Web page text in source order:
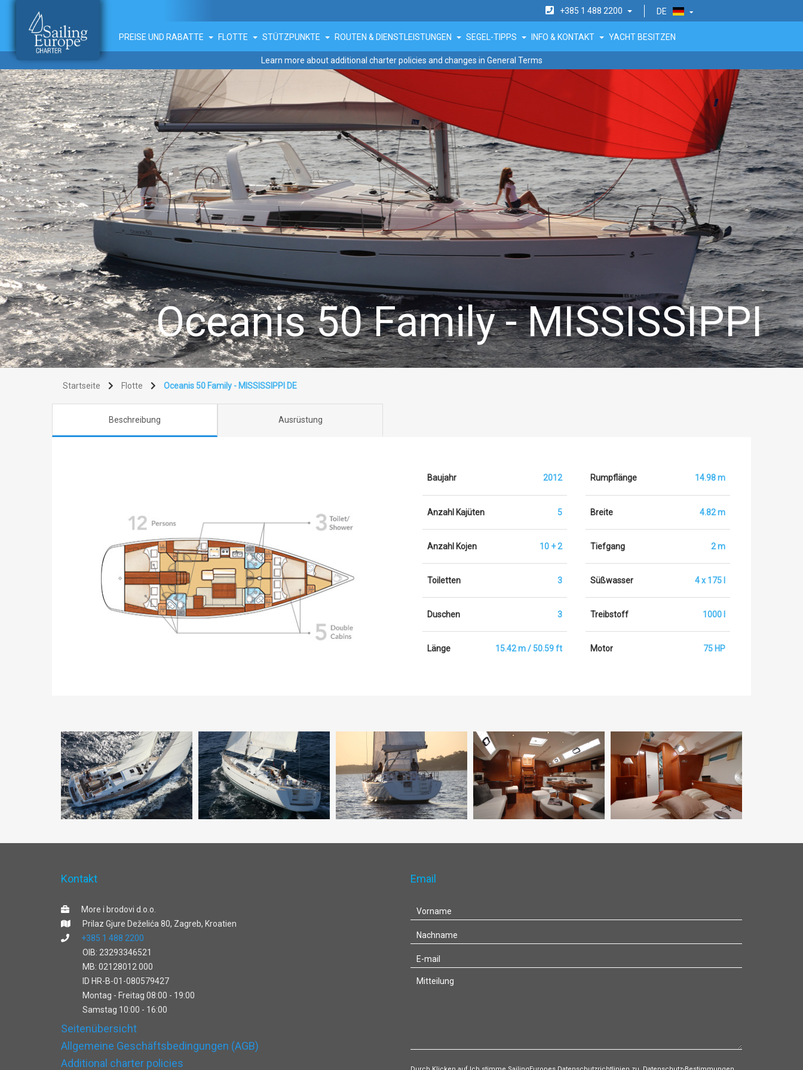
DE
+385 1 488 2200
PREISE UND RABATTE FLOTTE STÜTZPUNKTE ROUTEN & DIENSTLEISTUNGEN SEGEL-TIPPS INFO & KONTAKT YACHT BESITZEN
Learn more about additional charter policies and changes in General Terms
Oceanis 50 Family - MISSISSIPPI
Startseite Flotte Oceanis 50 Family - MISSISSIPPI DE
Beschreibung Ausrüstung
Baujahr 2012
Anzahl Kajüten 5
Anzahl Kojen 10 + 2
Toiletten 3
Duschen 3
Länge 15.42 m / 50.59 ft
Rumpflänge 14.98 m
Breite 4.82 m
Tiefgang 2 m
Süßwasser 4 x 175 l
Treibstoff 1000 l
Motor 75 HP
Kontakt
More i brodovi d.o.o.
Prilaz Gjure Deželića 80, Zagreb, Kroatien
+385 1 488 2200
OIB: 23293346521
MB: 02128012 000
ID HR-B-01-080579427
Montag - Freitag 08:00 - 19:00
Samstag 10:00 - 16:00
Seitenübersicht
Allgemeine Geschäftsbedingungen (AGB)
Additional charter policies
Email